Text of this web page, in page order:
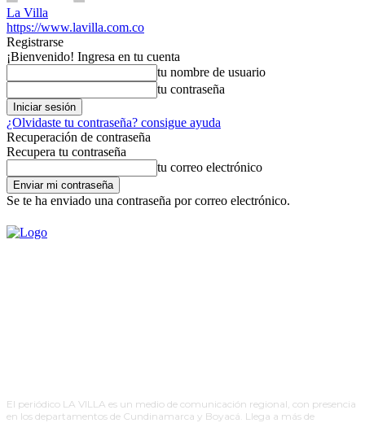
La Villa
https://www.lavilla.com.co
Registrarse
¡Bienvenido! Ingresa en tu cuenta
tu nombre de usuario
tu contraseña
¿Olvidaste tu contraseña? consigue ayuda
Recuperación de contraseña
Recupera tu contraseña
tu correo electrónico
Se te ha enviado una contraseña por correo electrónico.
El periódico LA VILLA es un medio de comunicación regional, con presencia
en los departamentos de Cundinamarca y Boyacá. Llega a más de